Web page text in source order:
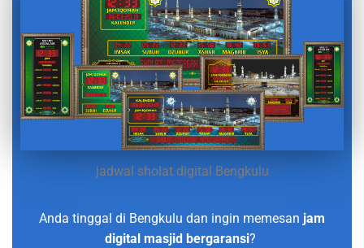
jadwal sholat digital Bengkulu
Anda tinggal di Bengkulu dan ingin memesan jam
digital masjid bergaransi?